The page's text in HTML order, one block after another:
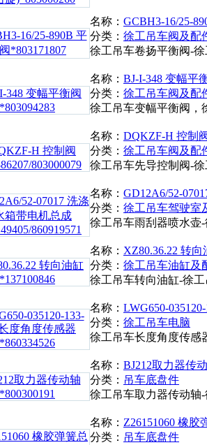
名称： GCBH3-16/25-
分类： 徐工吊车阀及配
徐工吊车卷扬平衡阀-
名称： BJ-I-348 变幅平
分类： 徐工吊车阀及配
徐工吊车变幅平衡阀，
名称： DQKZF-H 控制
分类： 徐工吊车阀及配
徐工吊车先导控制阀-
名称： GD12A6/52-
分类： 徐工吊车驾驶室
徐工吊车雨刮器喷水壶
名称： XZ80.36.22 转向
分类： 徐工吊车油缸及
徐工吊车转向油缸-徐
名称： LWG650-
分类： 徐工吊车电脑
徐工吊车长度角度传感
名称： BJ212取力器传
分类： 吊车底盘件
徐工吊车取力器传动轴
名称： Z26151060 橡胶
分类： 吊车底盘件